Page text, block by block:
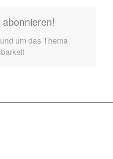
um das Thema